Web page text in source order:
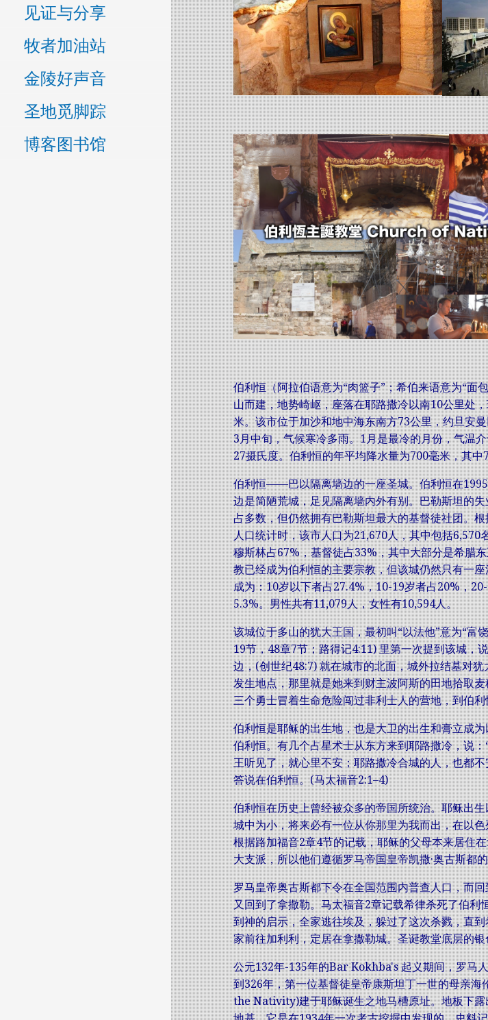
见证与分享
牧者加油站
金陵好声音
圣地觅脚踪
博客图书馆
伯利恒（阿拉伯语意为“肉篮子”；希伯来语意为“面
山而建，地势崎岖，座落在耶路撒冷以南10公里处
米。该市位于加沙和地中海东南方73公里，约旦安
3月中旬，气候寒冷多雨。1月是最冷的月份，气温
27摄氏度。伯利恒的年平均降水量为700毫米，其
伯利恒——巴以隔离墙边的一座圣城。伯利恒在
边是简陋荒城，足见隔离墙内外有别。巴勒斯坦的
占多数，但仍然拥有巴勒斯坦最大的基督徒社团。
人口统计时，该市人口为21,670人，其中包括
穆斯林占67%，基督徒占33%，其中大部分是希腊
教已经成为伯利恒的主要宗教，但该城仍然只有一
成为：10岁以下者占27.4%，10-19岁者占20%，
5.3%。男性共有11,079人，女性有10,594人。
该城位于多山的犹大王国，最初叫“以法他”意为“富
19节，48章7节；路得记4:11) 里第一次提到该城，
边，(创世纪48:7) 就在城市的北面，城外拉结墓对
发生地点，那里就是她来到财主波阿斯的田地拾取
三个勇士冒着生命危险闯过非利士人的营地，到伯
伯利恒是耶稣的出生地，也是大卫的出生和膏立成
伯利恒。有几个占星术士从东方来到耶路撒冷，说
王听见了，就心里不安；耶路撒冷合城的人，也都
答说在伯利恒。(马太福音2:1–4)
伯利恒在历史上曾经被众多的帝国所统治。耶稣出
城中为小，将来必有一位从你那里为我而出，在以
根据路加福音2章4节的记载，耶稣的父母本来居住
大支派，所以他们遵循罗马帝国皇帝凯撒·奥古斯都
罗马皇帝奥古斯都下令在全国范围内普查人口，而
又回到了拿撒勒。马太福音2章记载希律杀死了伯
到神的启示，全家逃往埃及，躲过了这次杀戮，直
家前往加利利，定居在拿撒勒城。圣诞教堂底层的
公元132年-135年的Bar Kokhba's 起义期间，罗马
到326年，第一位基督徒皇帝康斯坦丁一世的母亲
the Nativity)建于耶稣诞生之地马槽原址。地板下